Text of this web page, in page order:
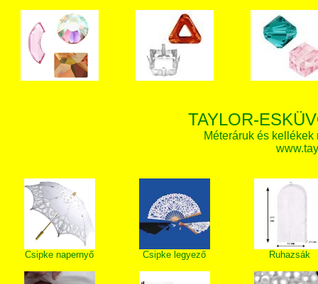
TAYLOR-
Méteráruk és
Csipke napernyő Csipke legyező Ruhazsák